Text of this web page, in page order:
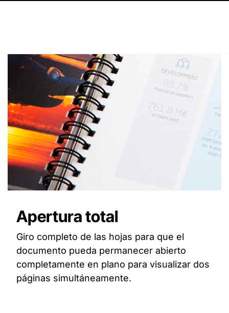
Apertura total
Giro completo de las hojas para que el
documento pueda permanecer abierto
completamente en plano para visualizar dos
páginas simultáneamente.